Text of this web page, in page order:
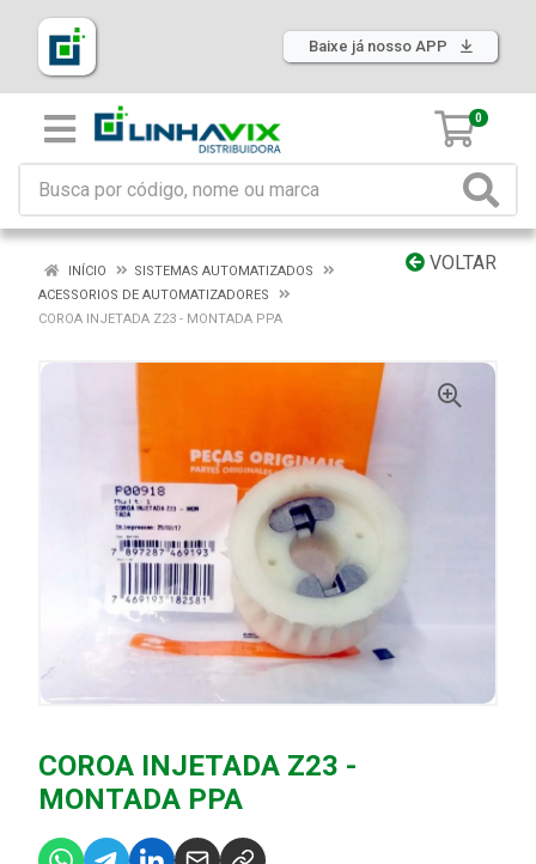
Baixe já nosso APP
0
VOLTAR
INÍCIO
SISTEMAS AUTOMATIZADOS
ACESSORIOS DE AUTOMATIZADORES
COROA INJETADA Z23 - MONTADA PPA
COROA INJETADA Z23 -
MONTADA PPA